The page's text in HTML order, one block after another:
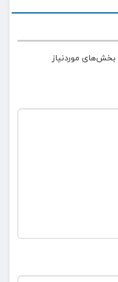
بخش‌های موردنیاز